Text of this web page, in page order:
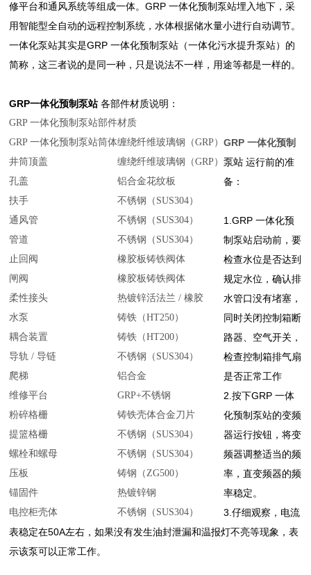
修平台和通风系统等组成一体。GRP 一体化预制泵站埋入地下，采
用智能型全自动的远程控制系统，水体根据储水量小进行自动调节。
一体化泵站其实是GRP 一体化预制泵站（一体化污水提升泵站）的
简称，这三者说的是同一种，只是说法不一样，用途等都是一样的。
GRP一体化预制泵站各部件材质说明：
GRP 一体化预制泵站部件材质
GRP 一体化预制泵站筒体缠绕纤维玻璃钢（GRP）
井筒顶盖
缠绕纤维玻璃钢（GRP）
孔盖
铝合金花纹板
扶手
不锈钢（SUS304）
通风管
不锈钢（SUS304）
管道
不锈钢（SUS304）
止回阀
橡胶板铸铁阀体
闸阀
橡胶板铸铁阀体
柔性接头
热镀锌活法兰 / 橡胶
水泵
铸铁（HT250）
耦合装置
铸铁（HT200）
导轨 / 导链
不锈钢（SUS304）
爬梯
铝合金
维修平台
GRP+不锈钢
粉碎格栅
铸铁壳体合金刀片
提篮格栅
不锈钢（SUS304）
螺栓和螺母
不锈钢（SUS304）
压板
铸钢（ZG500）
锚固件
热镀锌钢
电控柜壳体
不锈钢（SUS304）
GRP 一体化预制
泵站运行前的准
备：
1.GRP 一体化预
制泵站启动前，要
检查水位是否达到
规定水位，确认排
水管口没有堵塞，
同时关闭控制箱断
路器、空气开关，
检查控制箱排气扇
是否正常工作
2.按下GRP 一体
化预制泵站的变频
器运行按钮，将变
频器调整适当的频
率，直变频器的频
率稳定。
3.仔细观察，电流
表稳定在50A左右，如果没有发生油封泄漏和温报灯不亮等现象，表
示该泵可以正常工作。